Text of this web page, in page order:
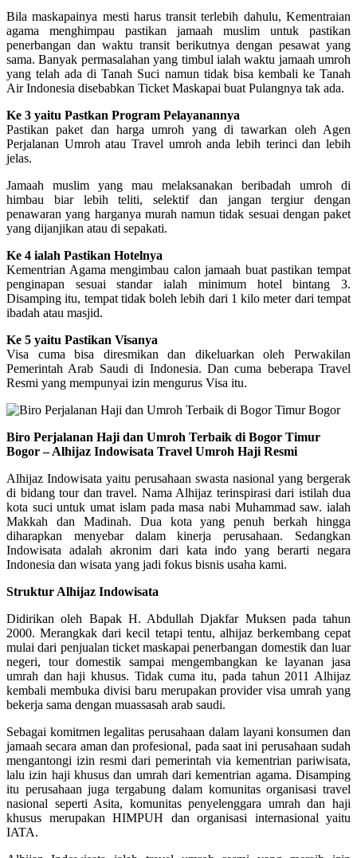
Bila maskapainya mesti harus transit terlebih dahulu, Kementraian
agama menghimpau pastikan jamaah muslim untuk pastikan
penerbangan dan waktu transit berikutnya dengan pesawat yang
sama. Banyak permasalahan yang timbul ialah waktu jamaah umroh
yang telah ada di Tanah Suci namun tidak bisa kembali ke Tanah
Air Indonesia disebabkan Ticket Maskapai buat Pulangnya tak ada.
Ke 3 yaitu Pastkan Program Pelayanannya
Pastikan paket dan harga umroh yang di tawarkan oleh Agen
Perjalanan Umroh atau Travel umroh anda lebih terinci dan lebih
jelas.
Jamaah muslim yang mau melaksanakan beribadah umroh di
himbau biar lebih teliti, selektif dan jangan tergiur dengan
penawaran yang harganya murah namun tidak sesuai dengan paket
yang dijanjikan atau di sepakati.
Ke 4 ialah Pastikan Hotelnya
Kementrian Agama mengimbau calon jamaah buat pastikan tempat
penginapan sesuai standar ialah minimum hotel bintang 3.
Disamping itu, tempat tidak boleh lebih dari 1 kilo meter dari tempat
ibadah atau masjid.
Ke 5 yaitu Pastikan Visanya
Visa cuma bisa diresmikan dan dikeluarkan oleh Perwakilan
Pemerintah Arab Saudi di Indonesia. Dan cuma beberapa Travel
Resmi yang mempunyai izin mengurus Visa itu.
Biro Perjalanan Haji dan Umroh Terbaik di Bogor Timur
Bogor – Alhijaz Indowisata Travel Umroh Haji Resmi
Alhijaz Indowisata yaitu perusahaan swasta nasional yang bergerak
di bidang tour dan travel. Nama Alhijaz terinspirasi dari istilah dua
kota suci untuk umat islam pada masa nabi Muhammad saw. ialah
Makkah dan Madinah. Dua kota yang penuh berkah hingga
diharapkan menyebar dalam kinerja perusahaan. Sedangkan
Indowisata adalah akronim dari kata indo yang berarti negara
Indonesia dan wisata yang jadi fokus bisnis usaha kami.
Struktur Alhijaz Indowisata
Didirikan oleh Bapak H. Abdullah Djakfar Muksen pada tahun
2000. Merangkak dari kecil tetapi tentu, alhijaz berkembang cepat
mulai dari penjualan ticket maskapai penerbangan domestik dan luar
negeri, tour domestik sampai mengembangkan ke layanan jasa
umrah dan haji khusus. Tidak cuma itu, pada tahun 2011 Alhijaz
kembali membuka divisi baru merupakan provider visa umrah yang
bekerja sama dengan muassasah arab saudi.
Sebagai komitmen legalitas perusahaan dalam layani konsumen dan
jamaah secara aman dan profesional, pada saat ini perusahaan sudah
mengantongi izin resmi dari pemerintah via kementrian pariwisata,
lalu izin haji khusus dan umrah dari kementrian agama. Disamping
itu perusahaan juga tergabung dalam komunitas organisasi travel
nasional seperti Asita, komunitas penyelenggara umrah dan haji
khusus merupakan HIMPUH dan organisasi internasional yaitu
IATA.